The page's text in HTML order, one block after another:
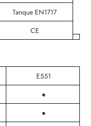
Tanque EN1717
CE
E551
●
●